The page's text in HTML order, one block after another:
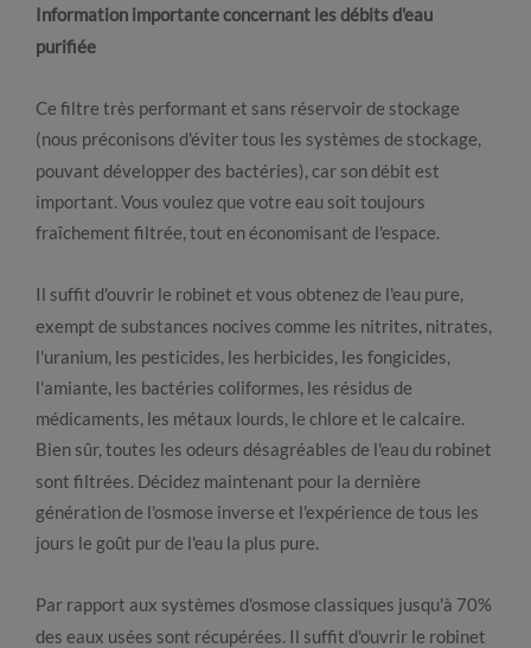
Information importante concernant les débits d'eau
purifiée
Ce filtre très performant et sans réservoir de stockage
(nous préconisons d'éviter tous les systèmes de stockage,
pouvant développer des bactéries), car son débit est
important. Vous voulez que votre eau soit toujours
fraîchement filtrée, tout en économisant de l'espace.
Il suffit d'ouvrir le robinet et vous obtenez de l'eau pure,
exempt de substances nocives comme les nitrites, nitrates,
l'uranium, les pesticides, les herbicides, les fongicides,
l'amiante, les bactéries coliformes, les résidus de
médicaments, les métaux lourds, le chlore et le calcaire.
Bien sûr, toutes les odeurs désagréables de l'eau du robinet
sont filtrées. Décidez maintenant pour la dernière
génération de l'osmose inverse et l'expérience de tous les
jours le goût pur de l'eau la plus pure.
Par rapport aux systèmes d'osmose classiques jusqu'à 70%
des eaux usées sont récupérées. Il suffit d'ouvrir le robinet